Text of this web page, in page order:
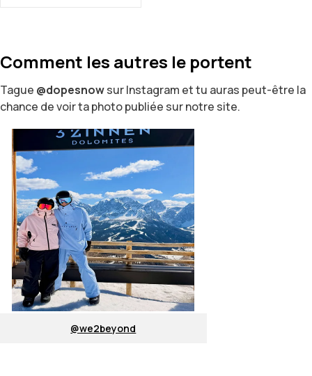
Comment les autres le portent
Tague @dopesnowsur Instagram et tu auras peut-être la
chance de voir ta photo publiée sur notre site.
@we2beyond